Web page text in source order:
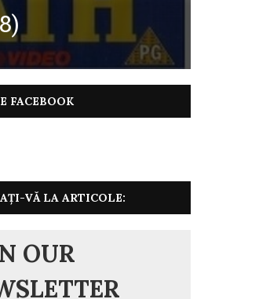
FACEBOOK
VĂ LA ARTICOLE:
OUR